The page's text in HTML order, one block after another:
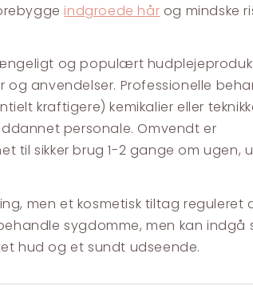
indgroede hår og mindske
og populært
anvendelser. Professionelle
kraftigere) kemikalier eller
personale. Omvendt er
til sikker brug 1-2 gange om ugen,
men et kosmetisk tiltag reguleret
sygdomme, men kan indgå
hud og et sundt udseende.